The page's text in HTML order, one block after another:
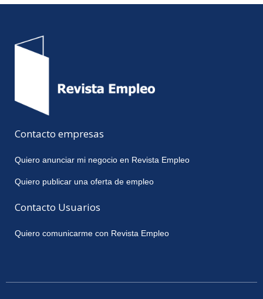
Contacto empresas
Quiero anunciar mi negocio en Revista Empleo
Quiero publicar una oferta de empleo
Contacto Usuarios
Quiero comunicarme con Revista Empleo